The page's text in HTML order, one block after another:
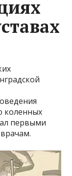
коленных
первыми